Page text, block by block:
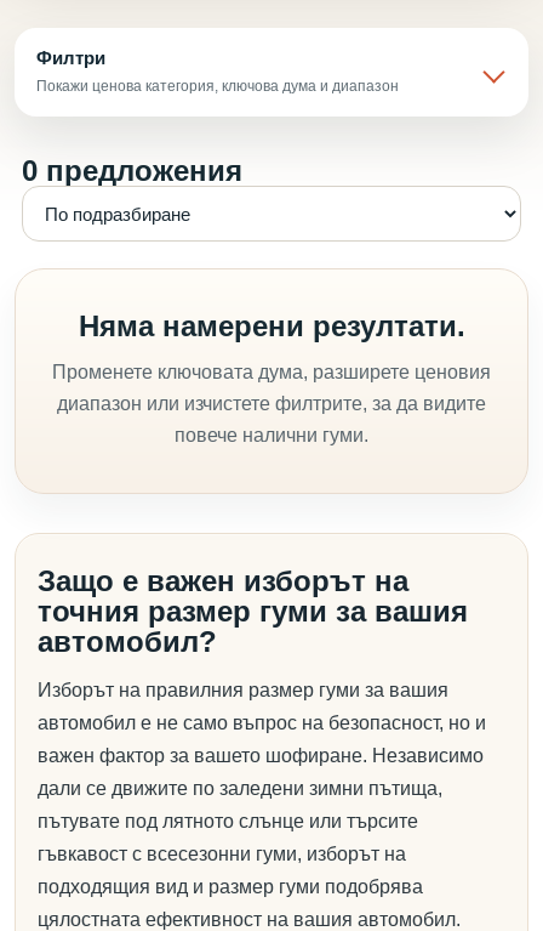
Филтри
Покажи ценова категория, ключова дума и диапазон
0 предложения
Няма намерени резултати.
Променете ключовата дума, разширете ценовия
диапазон или изчистете филтрите, за да видите
повече налични гуми.
Защо е важен изборът на
точния размер гуми за вашия
автомобил?
Изборът на правилния размер гуми за вашия
автомобил е не само въпрос на безопасност, но и
важен фактор за вашето шофиране. Независимо
дали се движите по заледени зимни пътища,
пътувате под лятното слънце или търсите
гъвкавост с всесезонни гуми, изборът на
подходящия вид и размер гуми подобрява
цялостната ефективност на вашия автомобил.